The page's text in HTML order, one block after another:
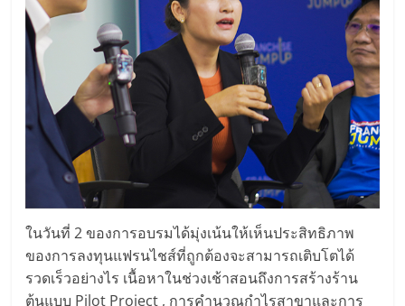
แฟ
รน
ไชส์
พร้อม
ทำเล
สำหรับ
ในวันที่ 2 ของการอบรมได้มุ่งเน้นให้เห็นประสิทธิภาพ
ของการลงทุนแฟรนไชส์ที่ถูกต้องจะสามารถเติบโตได้
รวดเร็วอย่างไร เนื้อหาในช่วงเช้าสอนถึงการสร้างร้าน
ต้นแบบ Pilot Project , การคำนวณกำไรสาขาและการ